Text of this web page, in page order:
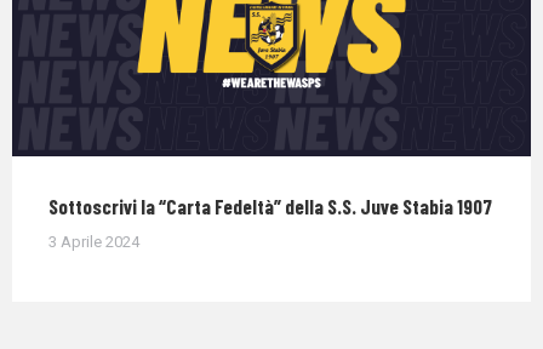
Sottoscrivi la “Carta Fedeltà” della S.S. Juve Stabia 1907
3 Aprile 2024